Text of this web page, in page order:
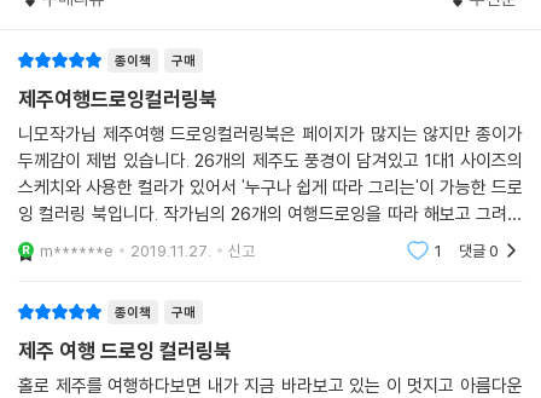
종이책 구매
제주여행드로잉컬러링북
니모작가님 제주여행 드로잉컬러링북은 페이지가 많지는 않지만 종이가
두께감이 제법 있습니다. 26개의 제주도 풍경이 담겨있고 1대1 사이즈의
스케치와 사용한 컬라가 있어서 '누구나 쉽게 따라 그리는'이 가능한 드로
잉 컬러링 북입니다. 작가님의 26개의 여행드로잉을 따라 해보고 그려본
장소도 직접 찾아 여행 해 보고 싶네요~ 작가님이 그리신 그림의 사진도
있었으면 더 좋았을꺼
m******e 2019.11.27. 신고 1 댓글0
종이책 구매
제주 여행 드로잉 컬러링북
홀로 제주를 여행하다보면 내가 지금 바라보고 있는 이 멋지고 아름다운